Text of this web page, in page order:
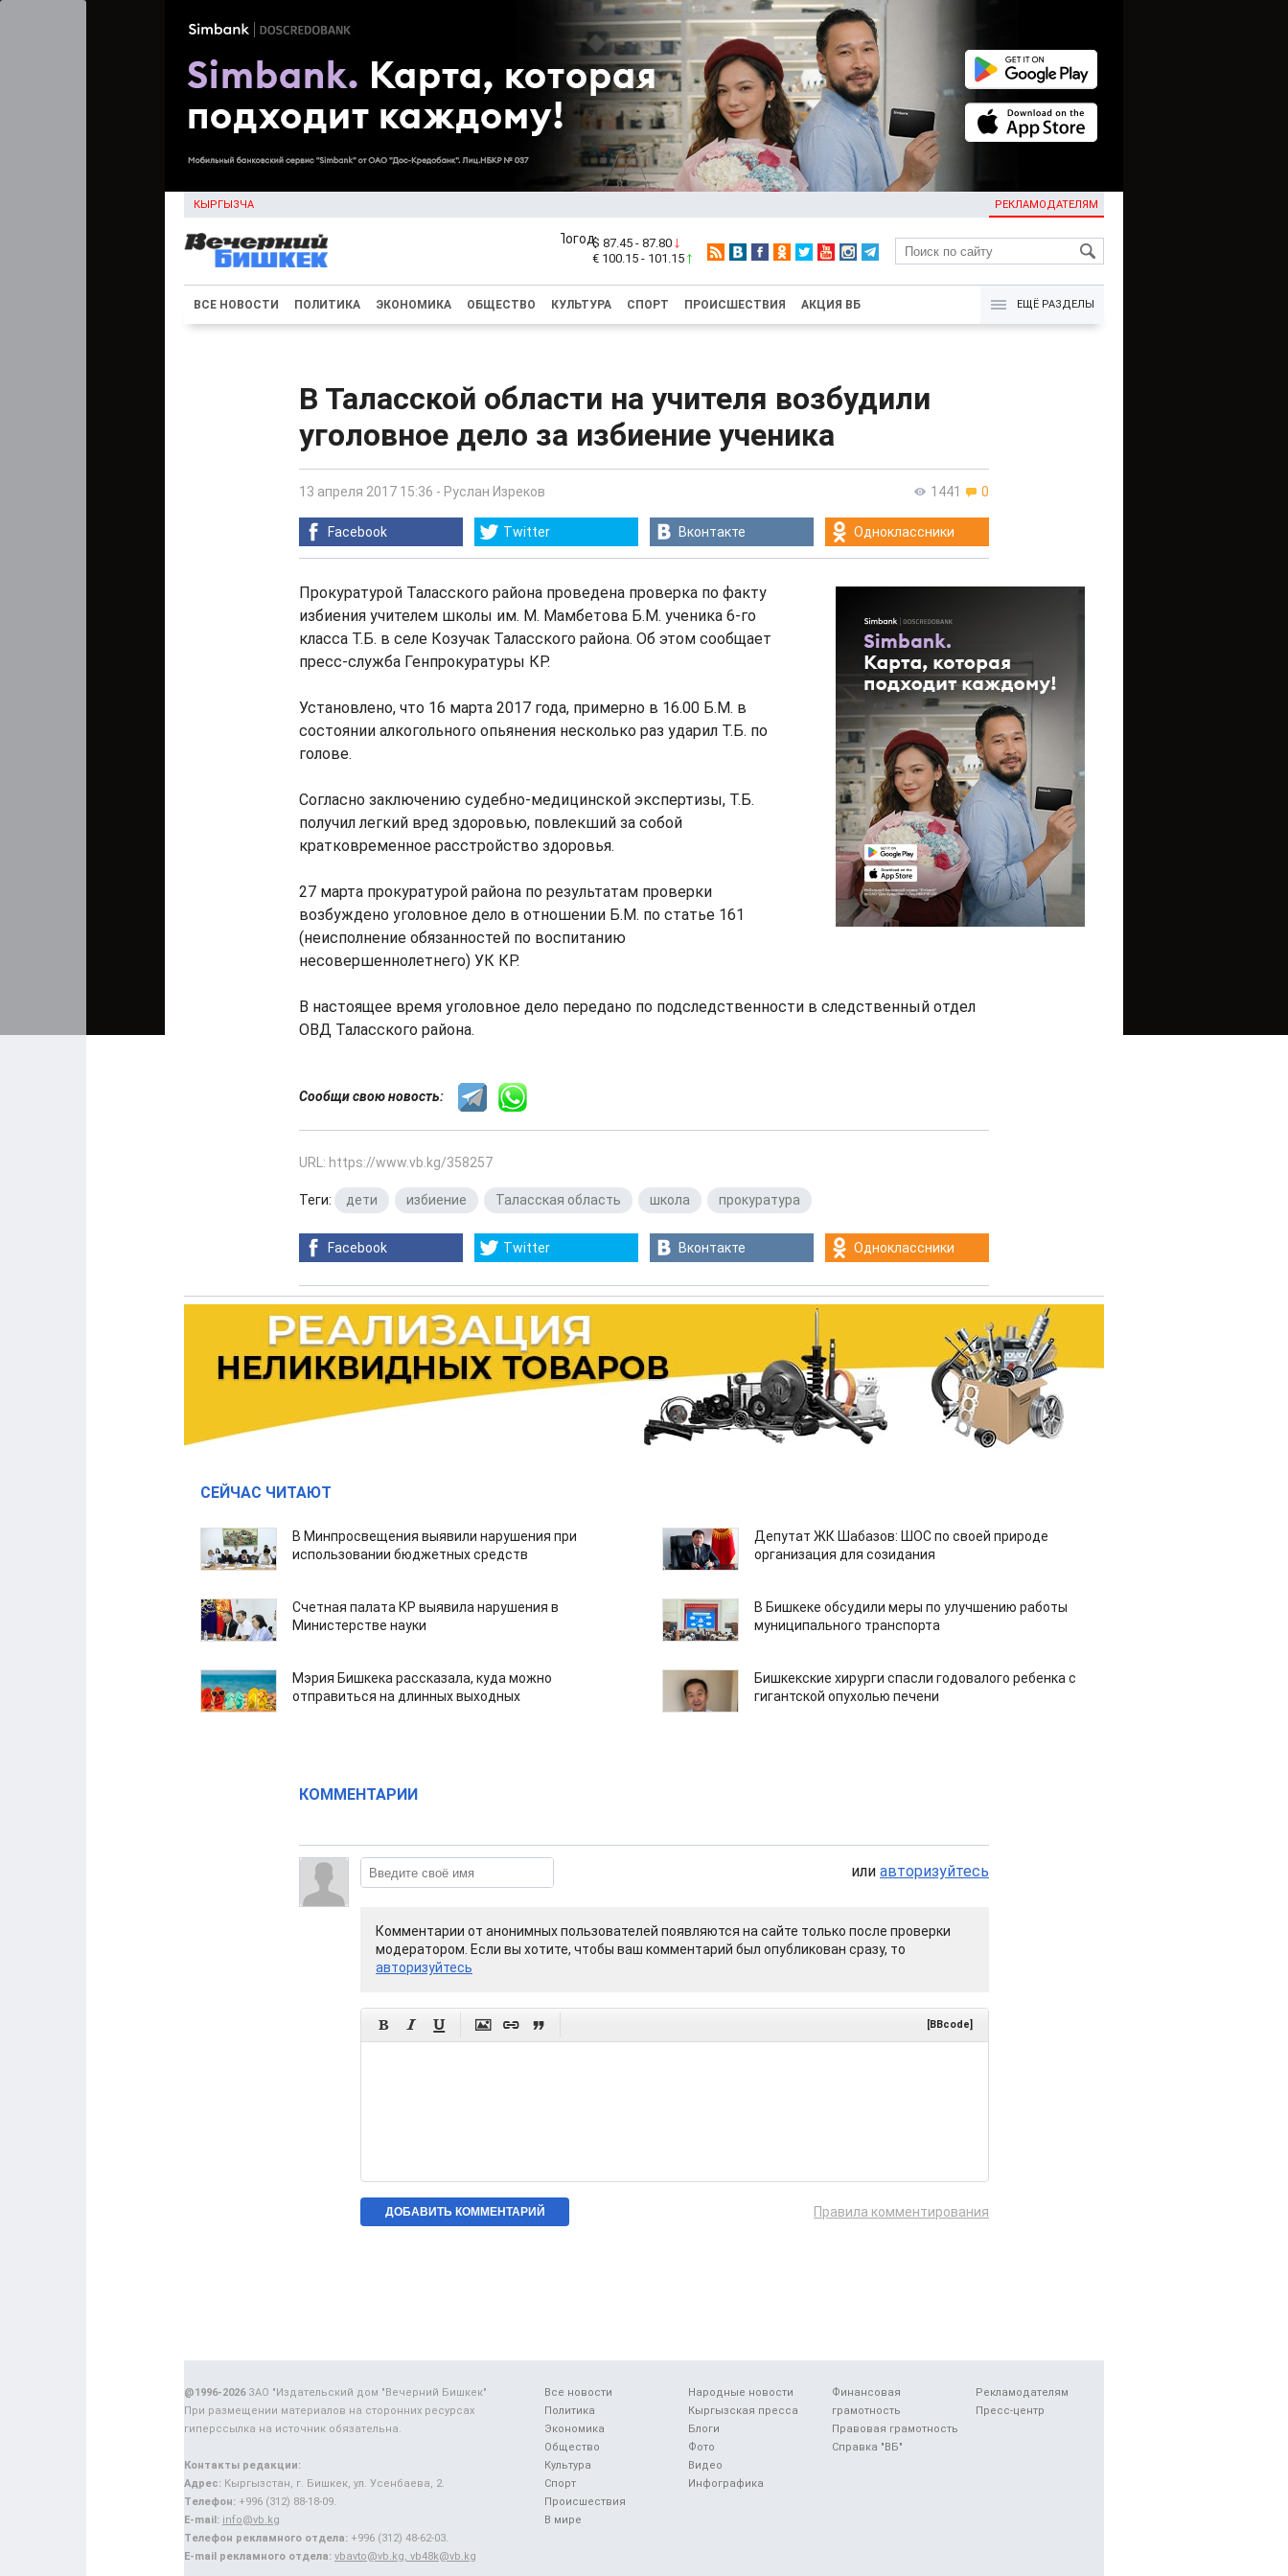
КЫРГЫЗЧА РЕКЛАМОДАТЕЛЯМ
KG
$ 87.45 - 87.80
€ 100.15 - 101.15
ВСЕ НОВОСТИ ПОЛИТИКА ЭКОНОМИКА ОБЩЕСТВО КУЛЬТУРА СПОРТ ПРОИСШЕСТВИЯ АКЦИЯ ВБ ЕЩЁ РАЗДЕЛЫ
В Таласской области на учителя возбудили
уголовное дело за избиение ученика
1441 0
13 апреля 2017 15:36 - Руслан Изреков
Facebook Twitter Вконтакте Одноклассники
Прокуратурой Таласского района проведена проверка по факту
избиения учителем школы им. М. Мамбетова Б.М. ученика 6-го
класса Т.Б. в селе Козучак Таласского района. Об этом сообщает
пресс-служба Генпрокуратуры КР.
Установлено, что 16 марта 2017 года, примерно в 16.00 Б.М. в
состоянии алкогольного опьянения несколько раз ударил Т.Б. по
голове.
Согласно заключению судебно-медицинской экспертизы, Т.Б.
получил легкий вред здоровью, повлекший за собой
кратковременное расстройство здоровья.
27 марта прокуратурой района по результатам проверки
возбуждено уголовное дело в отношении Б.М. по статье 161
(неисполнение обязанностей по воспитанию
несовершеннолетнего) УК КР.
В настоящее время уголовное дело передано по подследственности в следственный отдел
ОВД Таласского района.
Сообщи свою новость:
URL: https://www.vb.kg/358257
Теги: дети избиение Таласская область школа прокуратура
Facebook Twitter Вконтакте Одноклассники
СЕЙЧАС ЧИТАЮТ
В Минпросвещения выявили нарушения при
использовании бюджетных средств
Депутат ЖК Шабазов: ШОС по своей природе
организация для созидания
Счетная палата КР выявила нарушения в
Министерстве науки
В Бишкеке обсудили меры по улучшению работы
муниципального транспорта
Мэрия Бишкека рассказала, куда можно
отправиться на длинных выходных
Бишкекские хирурги спасли годовалого ребенка с
гигантской опухолью печени
КОММЕНТАРИИ
или авторизуйтесь
Комментарии от анонимных пользователей появляются на сайте только после проверки
модератором. Если вы хотите, чтобы ваш комментарий был опубликован сразу, то
авторизуйтесь
      [BBcode]
Правила комментирования
Все новости
Политика
Экономика
Общество
Культура
Спорт
Происшествия
В мире
Народные новости
Кыргызская пресса
Блоги
Фото
Видео
Инфографика
Финансовая
грамотность
Правовая грамотность
Справка "ВБ"
Рекламодателям
Пресс-центр
@1996-2026ЗАО "Издательский дом "Вечерний Бишкек"
При размещении материалов на сторонних ресурсах
гиперссылка на источник обязательна.
Контакты редакции:
Адрес: Кыргызстан, г. Бишкек, ул. Усенбаева, 2.
Телефон: +996 (312) 88-18-09.
E-mail: info@vb.kg
Телефон рекламного отдела: +996 (312) 48-62-03.
E-mail рекламного отдела: vbavto@vb.kg, vb48k@vb.kg